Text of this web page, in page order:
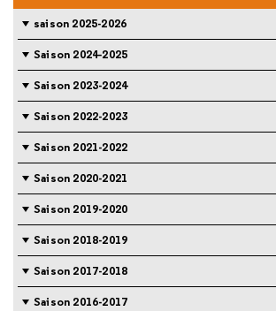
saison 2025-2026
Saison 2024-2025
Saison 2023-2024
Saison 2022-2023
Saison 2021-2022
Saison 2020-2021
Saison 2019-2020
Saison 2018-2019
Saison 2017-2018
Saison 2016-2017